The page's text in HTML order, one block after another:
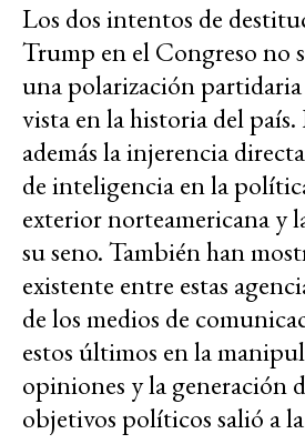
Los dos intentos de
Trump en el Congreso no
una polarización partidaria
vista en la historia del
además la injerencia
de inteligencia en la
exterior norteamericana y
su seno. También han
existente entre estas
de los medios de
estos últimos en la
opiniones y la generación
objetivos políticos salió a